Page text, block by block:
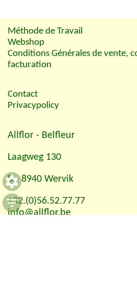
Méthode de Travail
Webshop
Conditions Générales de vente,
facturation
Contact
Privacypolicy
Allflor - Belfleur
Laagweg 130
B - 8940 Wervik
+32.(0)56.52.77.77
info@allflor.be